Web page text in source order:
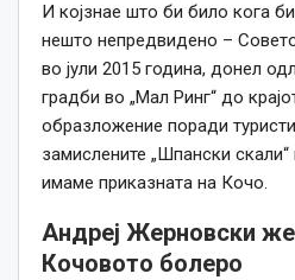
И којзнае што би било кога
нешто непредвидено –
во јули 2015 година, донел
градби во „Мал Ринг“ до
образложение поради
замислените „Шпански скали“
имаме приказната на Кочо.
Андреј Жерновски
Кочовото болеро